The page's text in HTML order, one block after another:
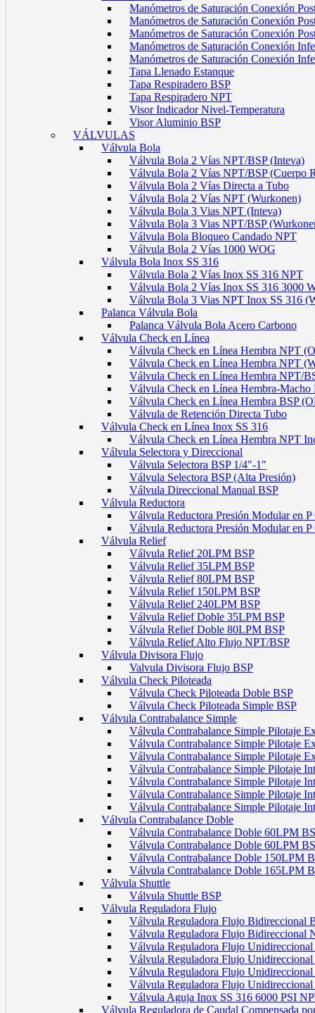
Manómetros de Saturación Conexión
Manómetros de Saturación Conexión
Manómetros de Saturación Conexión
Manómetros de Saturación Conexión
Manómetros de Saturación Conexión
Tapa Llenado Estanque
Tapa Respiradero BSP
Tapa Respiradero NPT
Visor Indicador Nivel-Temperatura
Visor Aluminio BSP
VÁLVULAS
Válvula Bola
Válvula Bola 2 Vías NPT/BSP (Inteva)
Válvula Bola 2 Vías NPT/BSP (Cuerpo
Válvula Bola 2 Vías Directa a Tubo
Válvula Bola 2 Vías NPT (Wurkonen)
Válvula Bola 3 Vias NPT (Inteva)
Válvula Bola 3 Vias NPT/BSP
Válvula Bola Bloqueo Candado NPT
Válvula Bola 2 Vías 1000 WOG
Válvula Bola Inox SS 316
Válvula Bola 2 Vías Inox SS 316 NPT
Válvula Bola 2 Vías Inox SS 316 3000
Válvula Bola 3 Vias NPT Inox SS 316
Palanca Válvula Bola
Palanca Válvula Bola Acero Carbono
Válvula Check en Línea
Válvula Check en Línea Hembra NPT
Válvula Check en Línea Hembra NPT
Válvula Check en Línea Hembra NPT/
Válvula Check en Línea Hembra-Macho
Válvula Check en Línea Hembra BSP
Válvula de Retención Directa Tubo
Válvula Check en Línea Inox SS 316
Válvula Check en Línea Hembra NPT
Válvula Selectora y Direccional
Válvula Selectora BSP 1/4″-1″
Válvula Selectora BSP (Alta Presión)
Válvula Direccional Manual BSP
Válvula Reductora
Válvula Reductora Presión Modular en
Válvula Reductora Presión Modular en
Válvula Relief
Válvula Relief 20LPM BSP
Válvula Relief 35LPM BSP
Válvula Relief 80LPM BSP
Válvula Relief 150LPM BSP
Válvula Relief 240LPM BSP
Válvula Relief Doble 35LPM BSP
Válvula Relief Doble 80LPM BSP
Válvula Relief Alto Flujo NPT/BSP
Válvula Divisora Flujo
Valvula Divisora Flujo BSP
Válvula Check Piloteada
Válvula Check Piloteada Doble BSP
Válvula Check Piloteada Simple BSP
Válvula Contrabalance Simple
Válvula Contrabalance Simple Pilotaje
Válvula Contrabalance Simple Pilotaje
Válvula Contrabalance Simple Pilotaje
Válvula Contrabalance Simple Pilotaje
Válvula Contrabalance Simple Pilotaje
Válvula Contrabalance Simple Pilotaje
Válvula Contrabalance Simple Pilotaje
Válvula Contrabalance Doble
Válvula Contrabalance Doble 60LPM
Válvula Contrabalance Doble 60LPM
Válvula Contrabalance Doble 150LPM
Válvula Contrabalance Doble 165LPM
Válvula Shuttle
Válvula Shuttle BSP
Válvula Reguladora Flujo
Válvula Reguladora Flujo Bidireccional
Válvula Reguladora Flujo Bidireccional
Válvula Reguladora Flujo Unidireccional
Válvula Reguladora Flujo
Válvula Reguladora Flujo
Válvula Reguladora Flujo Unidireccional
Válvula Aguja Inox SS 316 6000 PSI
Válvula Reguladora de Caudal Compensada